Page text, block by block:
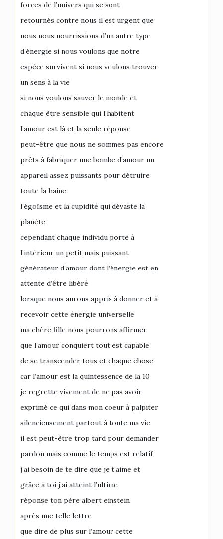
forces de l’univers qui se sont
retournés contre nous il est urgent que
nous nous nourrissions d’un autre type
d’énergie si nous voulons que notre
espèce survivent si nous voulons trouver
un sens à la vie
si nous voulons sauver le monde et
chaque être sensible qui l’habitent
l’amour est là et la seule réponse
peut-être que nous ne sommes pas encore
prêts à fabriquer une bombe d’amour un
appareil assez puissants pour détruire
toute la haine
l’égoïsme et la cupidité qui dévaste la
planète
cependant chaque individu porte à
l’intérieur un petit mais puissant
générateur d’amour dont l’énergie est en
attente d’être libéré
lorsque nous aurons appris à donner et à
recevoir cette énergie universelle
ma chère fille nous pourrons affirmer
que l’amour conquiert tout est capable
de se transcender tous et chaque chose
car l’amour est la quintessence de la 10
je regrette vivement de ne pas avoir
exprimé ce qui dans mon coeur à palpiter
silencieusement partout à toute ma vie
il est peut-être trop tard pour demander
pardon mais comme le temps est relatif
j’ai besoin de te dire que je t’aime et
grâce à toi j’ai atteint l’ultime
réponse ton père albert einstein
après une telle lettre
que dire de plus sur l’amour cette